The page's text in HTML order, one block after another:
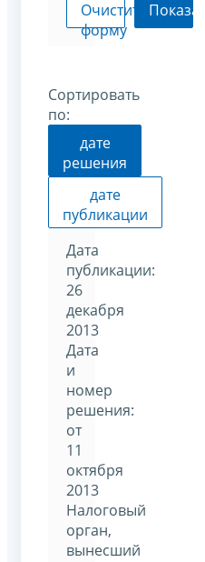
Очистить
форму
Показать
Сортировать
по:
дате
решения
дате
публикации
Дата
публикации:
26
декабря
2013
Дата
и
номер
решения:
от
11
октября
2013
Налоговый
орган,
вынесший